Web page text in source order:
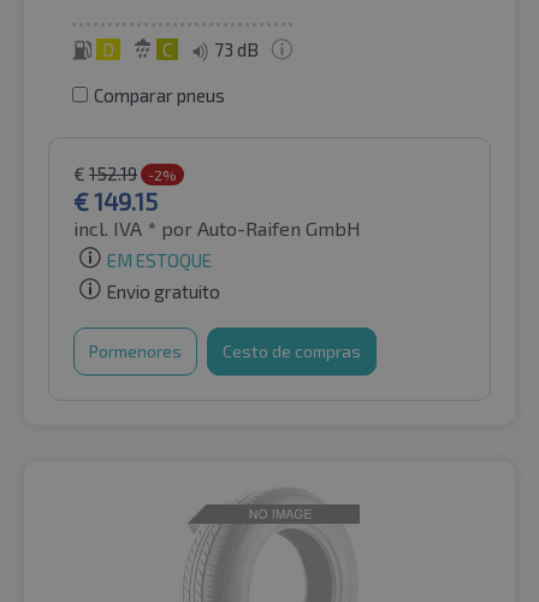
D C 73 dB
Comparar pneus
€ 152.19 -2%
€149.15
incl. IVA * por Auto-Raifen GmbH
EM ESTOQUE
Envio gratuito
Pormenores Cesto de compras